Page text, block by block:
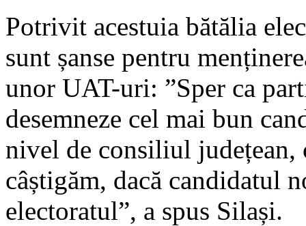
Potrivit acestuia bătălia
sunt șanse pentru
unor UAT-uri: ”Sper ca
desemneze cel mai bun
nivel de consiliul județean,
câștigăm, dacă candidatul
electoratul”, a spus Silași.